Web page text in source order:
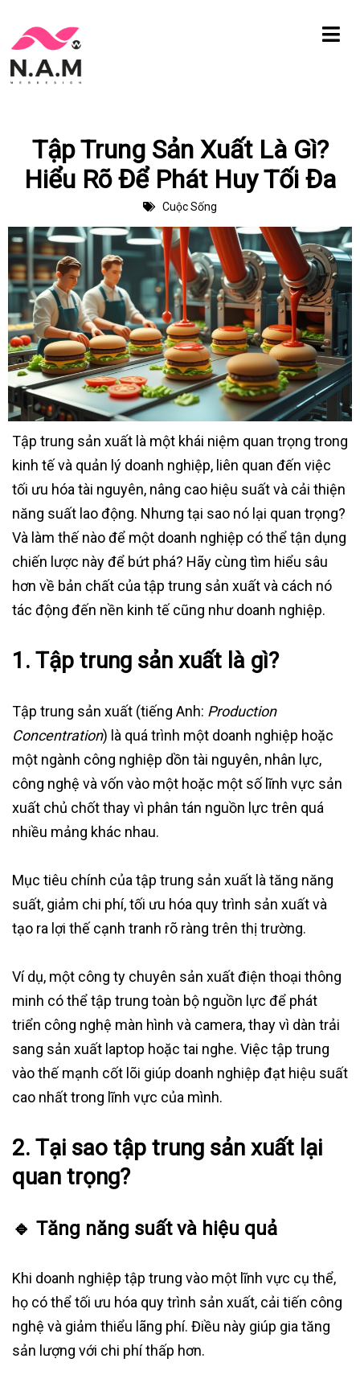
Chuyển
tới
Tập Trung Sản Xuất Là Gì?
Hiểu Rõ Để Phát Huy Tối Đa
Cuộc Sống
Tập trung sản xuất là một khái niệm quan trọng trong
kinh tế và quản lý doanh nghiệp, liên quan đến việc
tối ưu hóa tài nguyên, nâng cao hiệu suất và cải thiện
năng suất lao động. Nhưng tại sao nó lại quan trọng?
Và làm thế nào để một doanh nghiệp có thể tận dụng
chiến lược này để bứt phá? Hãy cùng tìm hiểu sâu
hơn về bản chất của tập trung sản xuất và cách nó
tác động đến nền kinh tế cũng như doanh nghiệp.
1. Tập trung sản xuất là gì?
Tập trung sản xuất (tiếng Anh: Production
Concentration) là quá trình một doanh nghiệp hoặc
một ngành công nghiệp dồn tài nguyên, nhân lực,
công nghệ và vốn vào một hoặc một số lĩnh vực sản
xuất chủ chốt thay vì phân tán nguồn lực trên quá
nhiều mảng khác nhau.
Mục tiêu chính của tập trung sản xuất là tăng năng
suất, giảm chi phí, tối ưu hóa quy trình sản xuất và
tạo ra lợi thế cạnh tranh rõ ràng trên thị trường.
Ví dụ, một công ty chuyên sản xuất điện thoại thông
minh có thể tập trung toàn bộ nguồn lực để phát
triển công nghệ màn hình và camera, thay vì dàn trải
sang sản xuất laptop hoặc tai nghe. Việc tập trung
vào thế mạnh cốt lõi giúp doanh nghiệp đạt hiệu suất
cao nhất trong lĩnh vực của mình.
2. Tại sao tập trung sản xuất lại
quan trọng?
🔹 Tăng năng suất và hiệu quả
Khi doanh nghiệp tập trung vào một lĩnh vực cụ thể,
họ có thể tối ưu hóa quy trình sản xuất, cải tiến công
nghệ và giảm thiểu lãng phí. Điều này giúp gia tăng
sản lượng với chi phí thấp hơn.